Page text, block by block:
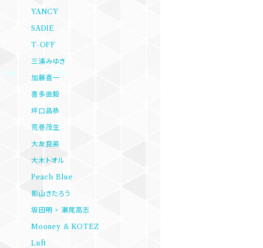
YANCY
SADIE
T-OFF
三浦みゆき
加藤喜一
喜多直毅
坪口昌恭
荒巻茂生
大友良英
大木トオル
Peach Blue
影山きたろう
坂田明 × 瀬尾高志
Mooney & KOTEZ
Luft